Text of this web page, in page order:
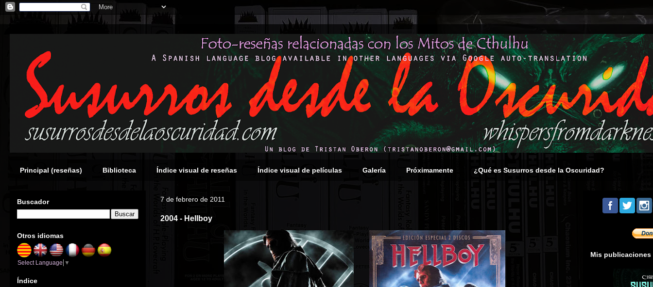
Principal (reseñas) Biblioteca Índice visual de reseñas Índice visual de películas Galería Próximamente ¿Qué es Susurros desde la Oscuridad?
7 de febrero de 2011
2004 - Hellboy
Buscador
Otros idiomas
Select Language ▼
Índice
Mis publicaciones